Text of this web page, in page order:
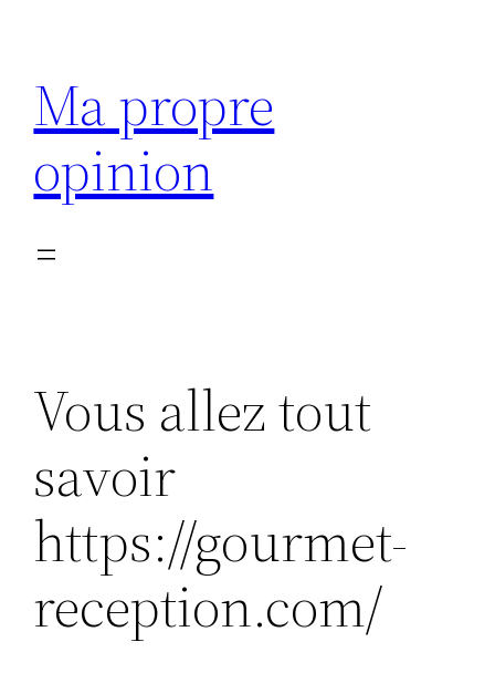
contenu
Ma propre
opinion
Vous allez tout
savoir
https://gourmet-
reception.com/